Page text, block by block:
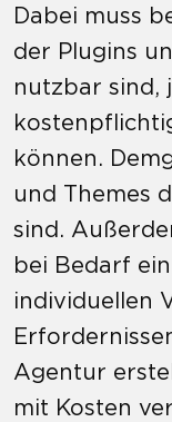
Dabei muss
der Plugins
nutzbar sind,
können.
und Themes
sind.
bei Bedarf
individuellen
Agentur
mit Kosten